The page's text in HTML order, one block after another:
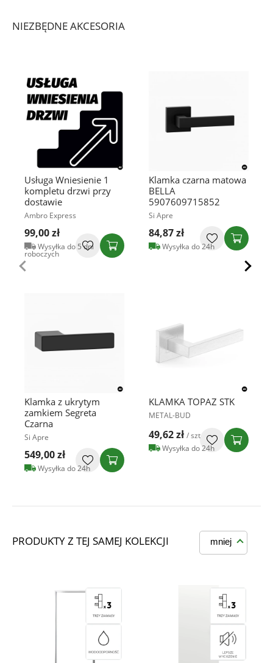
NIEZBĘDNE AKCESORIA
Usługa Wniesienie 1
kompletu drzwi przy
dostawie
Ambro Express
99,00 zł
Wysyłka do 5 dni
roboczych
Klamka z ukrytym
zamkiem Segreta
Czarna
Si Apre
549,00 zł
Wysyłka do 24h
Klamka czarna matowa
BELLA
5907609715852
Si Apre
84,87 zł
Wysyłka do 24h
KLAMKA TOPAZ STK
METAL-BUD
49,62 zł / szt
Wysyłka do 24h
PRODUKTY Z TEJ SAMEJ KOLEKCJI mniej